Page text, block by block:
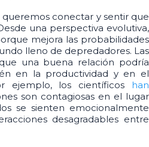
queremos conectar y sentir que
una perspectiva evolutiva,
mejora las probabilidades
lleno de depredadores. Las
una buena relación podría
en la productividad y en el
ejemplo, los científicos han
son contagiosas en el lugar
se sienten emocionalmente
desagradables entre